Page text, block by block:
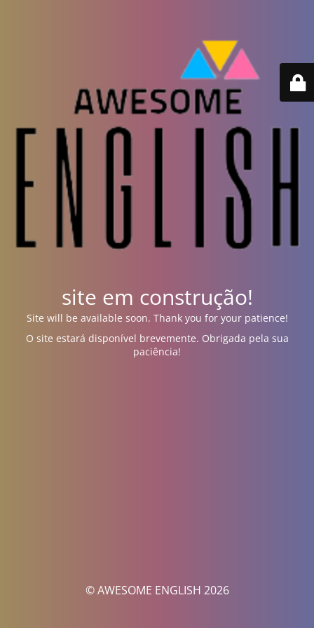
site em construção!
Site will be available soon. Thank you for your patience!
O site estará disponível brevemente. Obrigada pela sua
paciência!
© AWESOME ENGLISH 2026